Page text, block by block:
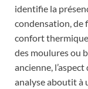
identifie la
condensation, de
confort
des moulures ou
ancienne,
analyse aboutit à